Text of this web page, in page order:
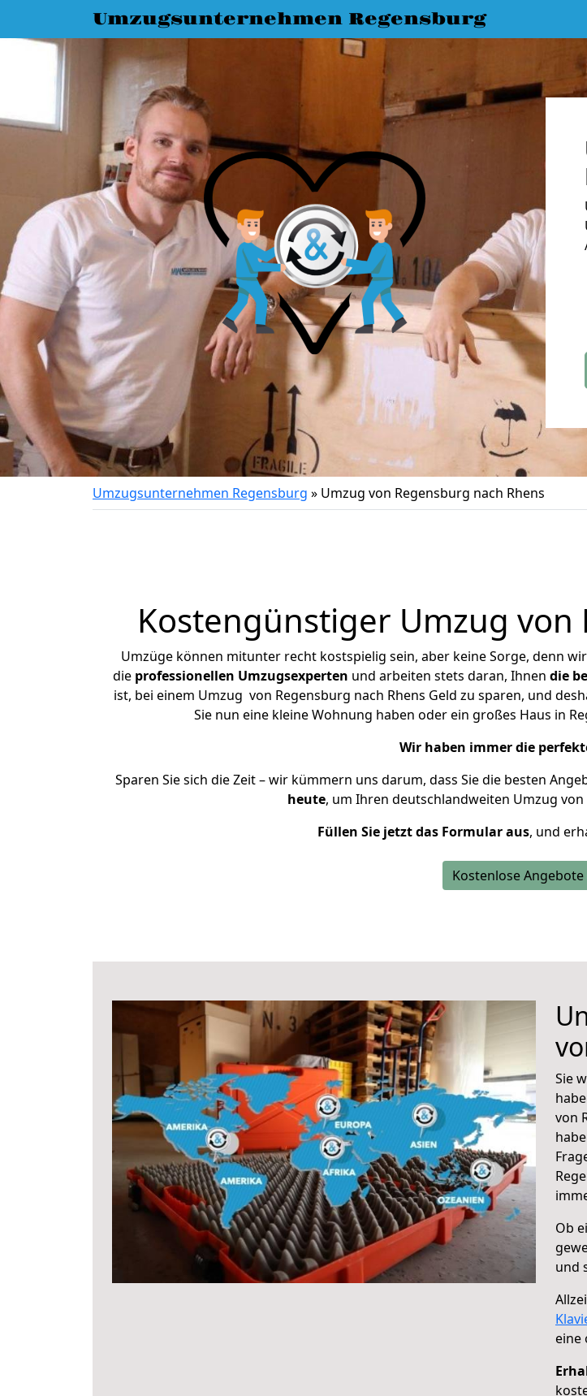
Umzugsunternehmen Regensburg
Umzugsunternehmen Regensburg » Umzug von Regensburg nach Rhens
Kostengünstiger Umzug von
Umzüge können mitunter recht kostspielig sein, aber keine Sorge, denn
die professionellen Umzugsexperten und arbeiten stets daran, Ihnen die
ist, bei einem Umzug von Regensburg nach Rhens Geld zu sparen, und
Sie nun eine kleine Wohnung haben oder ein großes Haus in
Wir haben immer die
Sparen Sie sich die Zeit – wir kümmern uns darum, dass Sie die besten
heute, um Ihren deutschlandweiten Umzug
Füllen Sie jetzt das Formular aus, und
Kostenlose
Sie
von
Ob
und
eine